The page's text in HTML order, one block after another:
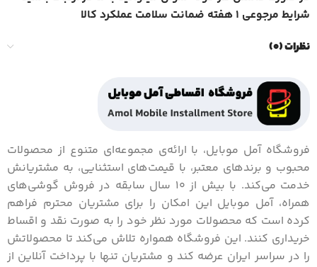
شرایط مرجوعی 1 هفته ضمانت سلامت عملکرد کالا
نظرات (0)
فروشگاه آمل موبایل، با ارائه‌ی مجموعه‌ای متنوع از محصولات
محبوب و برندهای معتبر، با قیمت‌های استثنایی، به مشتریانش
خدمت می‌کند. با بیش از 10 سال سابقه در فروش گوشی‌های
همراه، آمل موبایل این امکان را برای مشتریان محترم فراهم
کرده است که محصولات مورد نظر خود را به صورت نقد و اقساط
خریداری کنند. این فروشگاه همواره تلاش می‌کند تا محصولاتش
را در سراسر ایران عرضه کند و مشتریان تنها با پرداخت آنلاین از